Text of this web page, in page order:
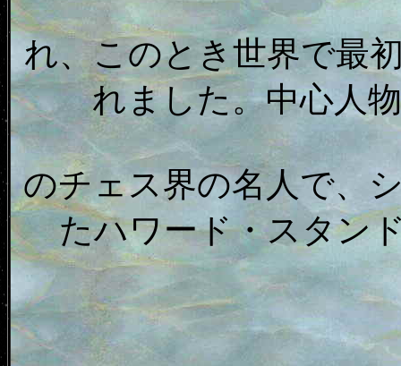
れ、このとき世界で最
れました。中心人
のチェス界の名人で、
たハワード・スタン